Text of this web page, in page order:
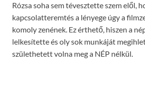
Rózsa soha sem tévesztette szem elől,
kapcsolatteremtés a lényege úgy a
komoly zenének. Ez érthető, hiszen a
lelkesítette és oly sok munkáját
születhetett volna meg a NÉP nélkül.